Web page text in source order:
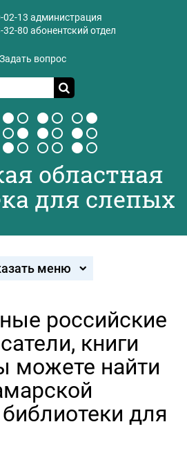
02-13 администрация
32-80 абонентский отдел
Задать вопрос
областная
для слепых
меню
российские
книги
можете найти
для